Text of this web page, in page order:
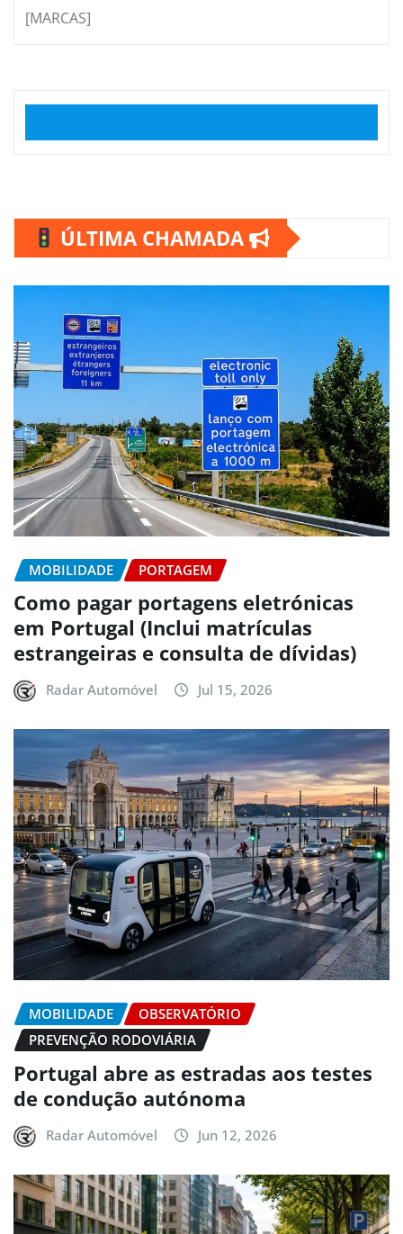
[MARCAS]
ÚLTIMA CHAMADA
MOBILIDADE PORTAGEM
Como pagar portagens eletrónicas
em Portugal (Inclui matrículas
estrangeiras e consulta de dívidas)
Radar Automóvel Jul 15, 2026
MOBILIDADE
OBSERVATÓRIO
PREVENÇÃO RODOVIÁRIA
Portugal abre as estradas aos testes
de condução autónoma
Radar Automóvel Jun 12, 2026